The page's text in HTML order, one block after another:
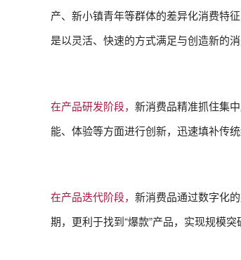
产、新小镇青年等群体的差异化消费特
是以灵活、快速的方式满足与创造新的消
在产品研发阶段， 新消费品精准抓住集
能、体验等方面进行创新，迅速填补传统
在产品迭代阶段， 新消费品通过数字化
期，更利于找到“爆款”产品，实现规模突